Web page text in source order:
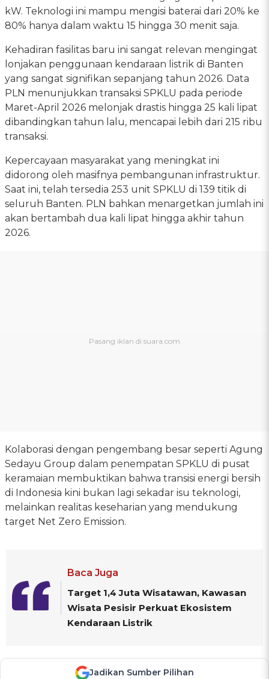
kW. Teknologi ini mampu mengisi baterai dari 20% ke
80% hanya dalam waktu 15 hingga 30 menit saja.
Kehadiran fasilitas baru ini sangat relevan mengingat
lonjakan penggunaan kendaraan listrik di Banten
yang sangat signifikan sepanjang tahun 2026. Data
PLN menunjukkan transaksi SPKLU pada periode
Maret-April 2026 melonjak drastis hingga 25 kali lipat
dibandingkan tahun lalu, mencapai lebih dari 215 ribu
transaksi.
Kepercayaan masyarakat yang meningkat ini
didorong oleh masifnya pembangunan infrastruktur.
Saat ini, telah tersedia 253 unit SPKLU di 139 titik di
seluruh Banten. PLN bahkan menargetkan jumlah ini
akan bertambah dua kali lipat hingga akhir tahun
2026.
Kolaborasi dengan pengembang besar seperti Agung
Sedayu Group dalam penempatan SPKLU di pusat
keramaian membuktikan bahwa transisi energi bersih
di Indonesia kini bukan lagi sekadar isu teknologi,
melainkan realitas keseharian yang mendukung
target Net Zero Emission.
Baca Juga
Target 1,4 Juta Wisatawan, Kawasan
Wisata Pesisir Perkuat Ekosistem
Kendaraan Listrik
Jadikan Sumber Pilihan